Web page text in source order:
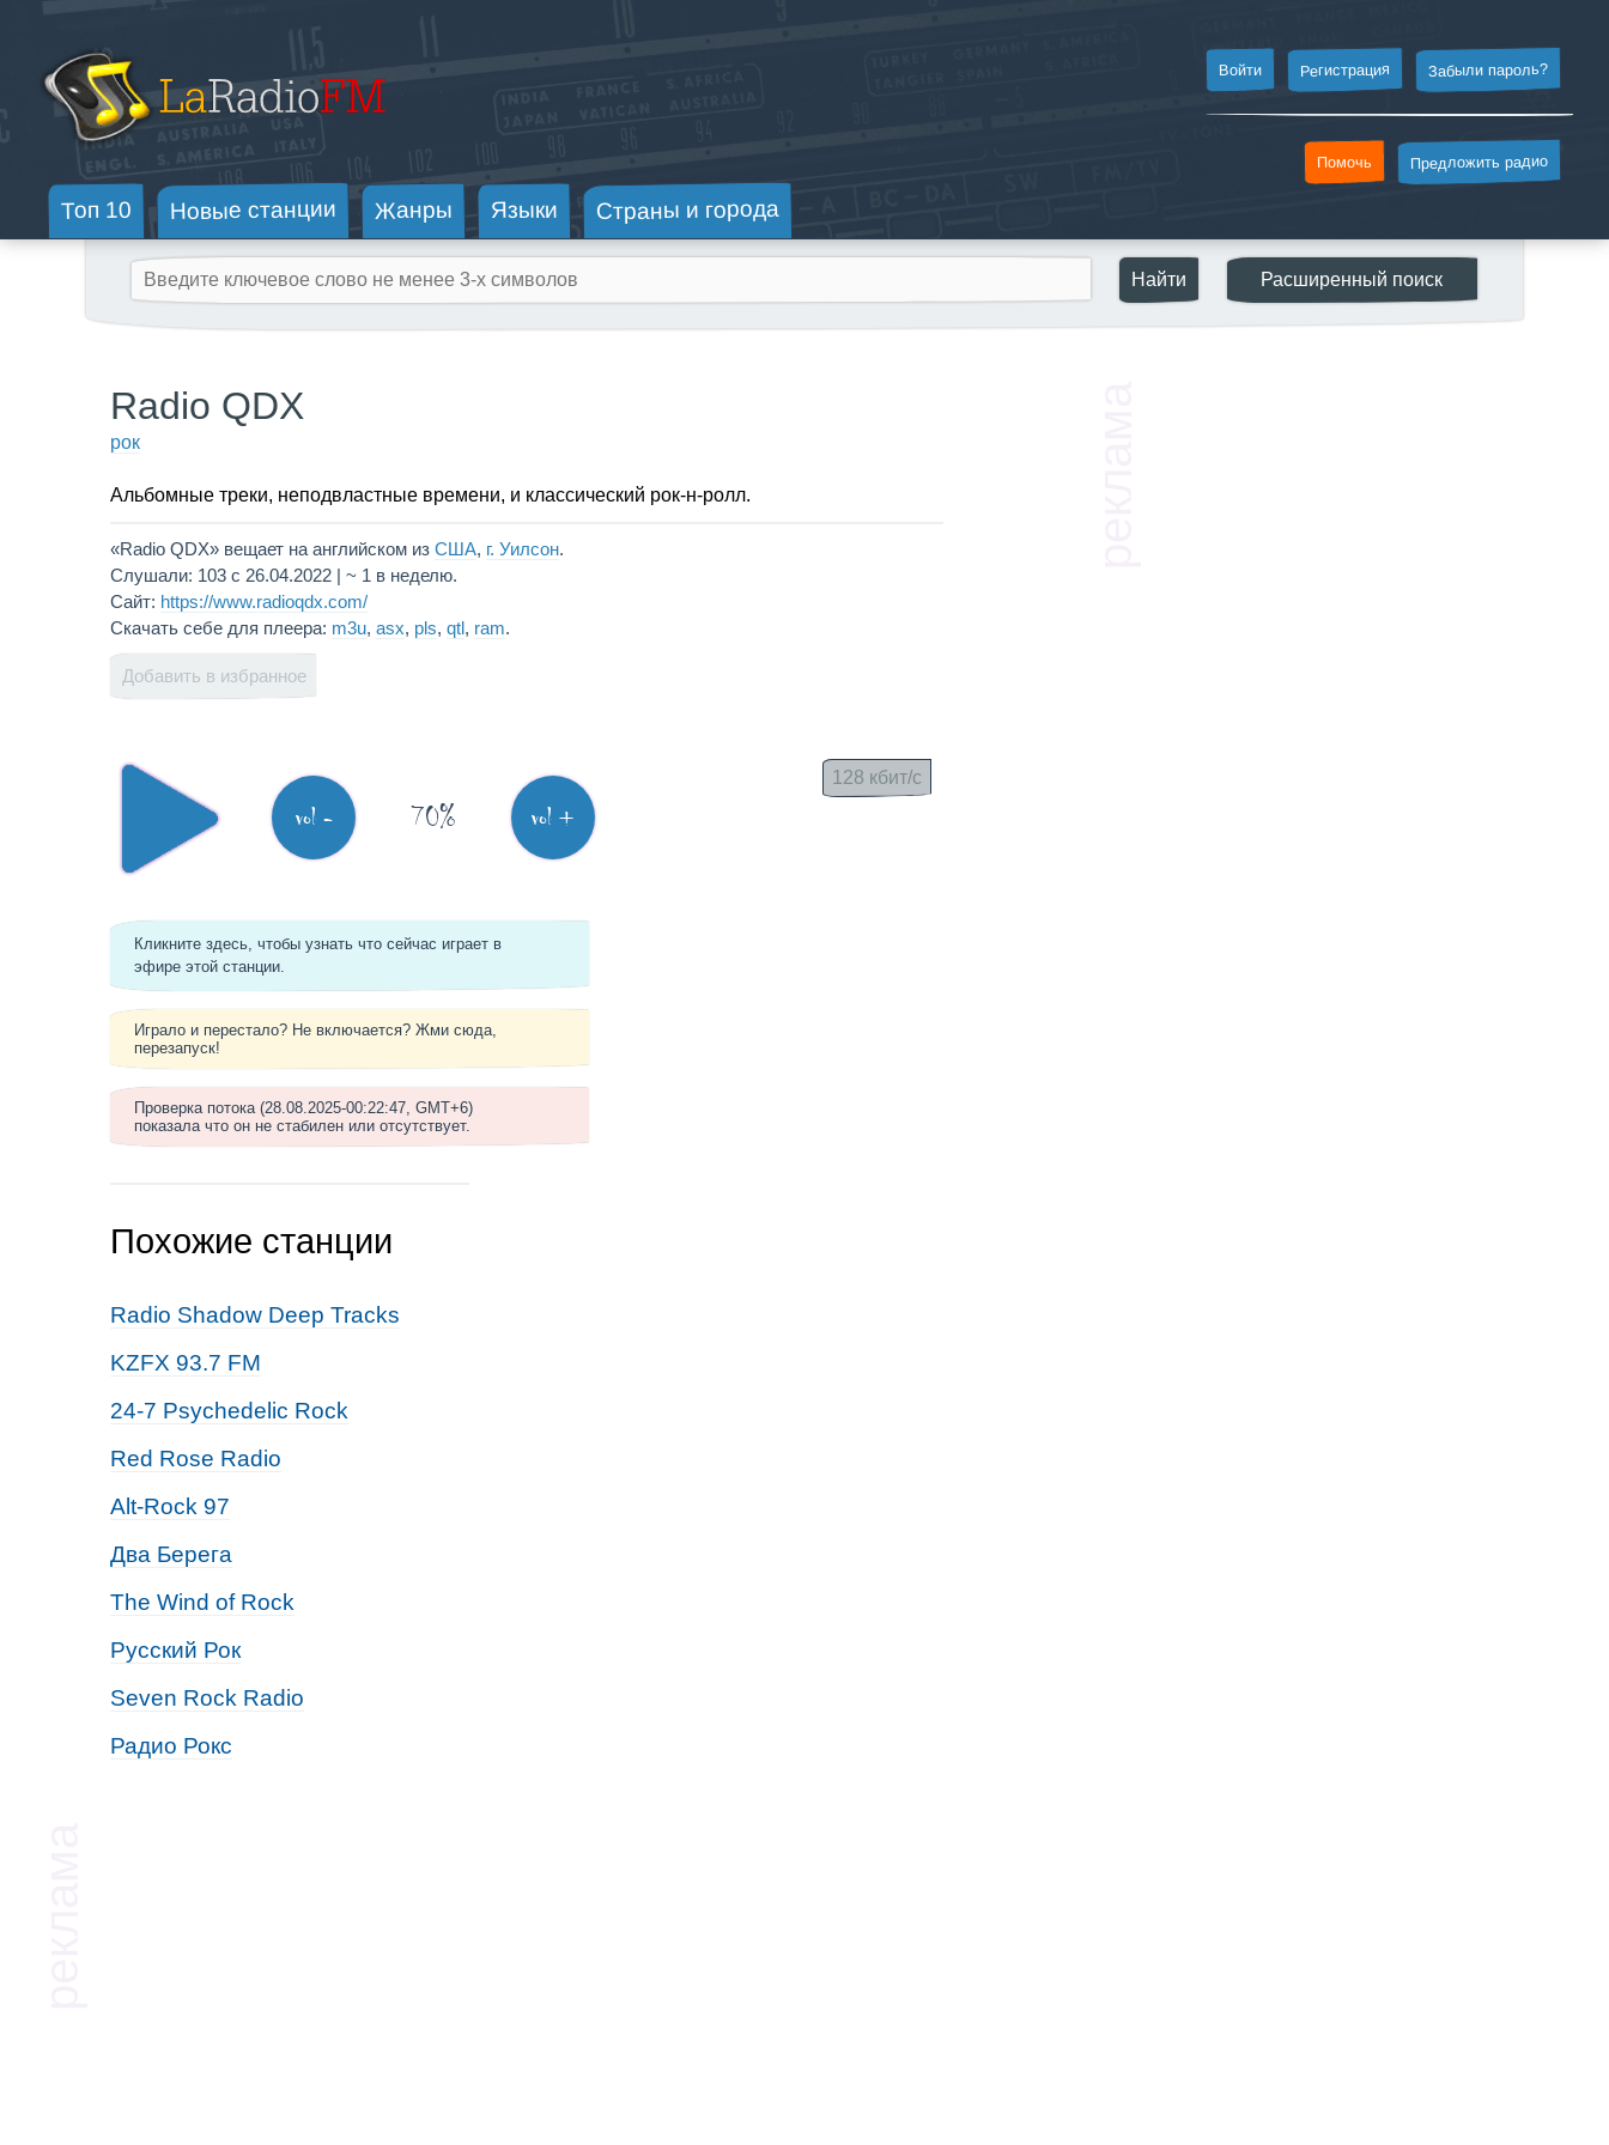
Забыли пароль?
Регистрация
Войти
Предложить радио
Помочь
Топ 10 Новые станции Жанры Языки Страны и города
Radio QDX
рок
Альбомные треки, неподвластные времени, и классический рок-н-ролл.
«Radio QDX» вещает на английском из США, г. Уилсон.
Слушали: 103 с 26.04.2022 | ~ 1 в неделю.
Сайт: https://www.radioqdx.com/
Скачать себе для плеера: m3u, asx, pls, qtl, ram.
Добавить в избранное
vol - 70% vol +
128 кбит/с
Кликните здесь, чтобы узнать что сейчас играет в
эфире этой станции.
Играло и перестало? Не включается? Жми сюда,
перезапуск!
Проверка потока (28.08.2025-00:22:47, GMT+6)
показала что он не стабилен или отсутствует.
Похожие станции
Radio Shadow Deep Tracks
KZFX 93.7 FM
24-7 Psychedelic Rock
Red Rose Radio
Alt-Rock 97
Два Берега
The Wind of Rock
Русский Рок
Seven Rock Radio
Радио Рокс